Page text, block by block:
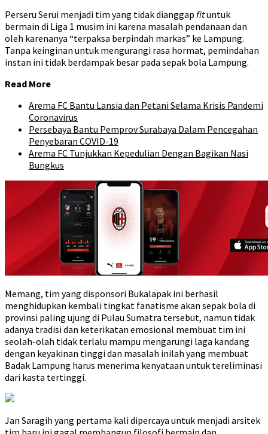
Perseru Serui menjadi tim yang tidak dianggap fituntuk
bermain di Liga 1 musim ini karena masalah pendanaan dan
oleh karenanya “terpaksa berpindah markas” ke Lampung.
Tanpa keinginan untuk mengurangi rasa hormat, pemindahan
instan ini tidak berdampak besar pada sepak bola Lampung.
Read More
Arema FC Bantu Lansia dan Petani Selama Krisis Pandemi
Coronavirus
Persebaya Bantu Pemprov Surabaya Dalam Pencegahan
Penyebaran COVID-19
Arema FC Tunjukkan Kepedulian Dengan Bagikan Nasi
Bungkus
Memang, tim yang disponsori Bukalapak ini berhasil
menghidupkan kembali tingkat fanatisme akan sepak bola di
provinsi paling ujung di Pulau Sumatra tersebut, namun tidak
adanya tradisi dan keterikatan emosional membuat tim ini
seolah-olah tidak terlalu mampu mengarungi laga kandang
dengan keyakinan tinggi dan masalah inilah yang membuat
Badak Lampung harus menerima kenyataan untuk tereliminasi
dari kasta tertinggi.
Jan Saragih yang pertama kali dipercaya untuk menjadi arsitek